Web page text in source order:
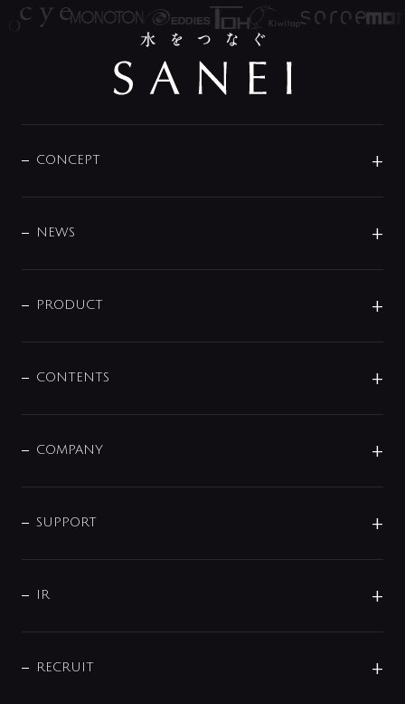
CONCEPT
DESIGN
NEWS
商品に関して
その他
PRODUCT
センサー・タッチ水栓
単水栓
分岐
配管システム
バス・空調周辺用品
CONTENTS
じぶんシャワーが見つかる
COMPANY
企業理念
会社概要
事業所案内
SUPPORT
よくあるご質問
データダウンロード
IR
IRニュース
RECRUIT